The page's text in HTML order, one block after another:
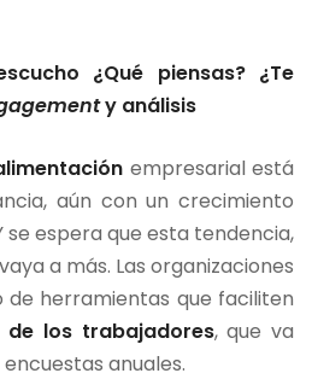
¿Qué piensas? ¿Te
y análisis
empresarial está
aún con un crecimiento
espera que esta tendencia,
a más. Las organizaciones
de herramientas que faciliten
de los trabajadores, que va
anuales.